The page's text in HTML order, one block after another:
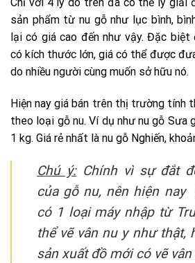
sản phẩm từ nu gỗ như lục bình,
lại có giá cao đến như vậy. Đặc biệt
có kích thước lớn, giá có thể được
do nhiều người cùng muốn sở hữu nó.
Hiện nay giá bán trên thị trường tính
theo loại gỗ nu. Ví dụ như nu gỗ Sưa
1 kg. Giá rẻ nhất là nu gỗ Nghiến,
Chú ý:Chính vì sự đắt
của gỗ nu, nên hiện
có 1 loại máy nhập từ
thể vẽ vân nu y như thật,
sản xuất đồ mới có vẽ